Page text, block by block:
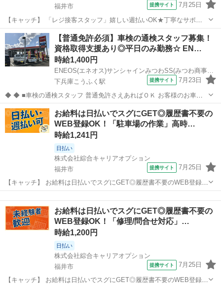
福井市
提携サイト 7月25日
【キャッチ】 「レジ接客スタッフ」嬉しい週払いOK★丁寧なサポー
ト体制で安心就業◎20代/30代/40代中心に活躍中◎好環境でお仕事し
たい方にもおススメ◎ 【コメント】 幅広い世代のスタッフさんが活躍
中◎ #未経験からお...
福井 福井市 その他
【普通免許必須】車検の通検スタッフ募集！
資格取得支援あり◎平日のみ勤務☆ EN…
時給1,400円
ENEOS(エネオス)サンシャインみつわSS(みつわ商事有限会社)
下兵庫こうふく駅
提携サイト 7月23日
◆ ◆ ■車検の通検スタッフ 普通免許さえあればＯＫ お客様のお車を
ガソリンスタンドから車検検査場へ回送し、検査手続きをするお仕事
です。 ＭＴ車を運転できる方はなお歓迎します。 国産車、外車を問わ
ず、四駆からレアなスポ...
福井 坂井市 下兵庫こうふく駅 ガソリンスタンド
お給料は日払いでスグにGET◎履歴書不要の
WEB登録OK！「駐車場の作業」高時…
時給1,241円
日払い
株式会社綜合キャリアオプション
福井市
提携サイト 7月25日
【キャッチ】 お給料は日払いでスグにGET◎履歴書不要のWEB登録
OK！「駐車場の作業」高時給1241円！福井城址大名町周辺！20代～
40代のスタッフが多数活躍中★ 【コメント】 弊社なら事前の職場見学
が多数！お仕事安心ス...お給料は日払いでスグにGET◎履歴書不要の
WEB登録OK！「修理/問合せ対応」…
時給1,200円
日払い
株式会社綜合キャリアオプション
福井市
提携サイト 7月25日
【キャッチ】 お給料は日払いでスグにGET◎履歴書不要のWEB登録